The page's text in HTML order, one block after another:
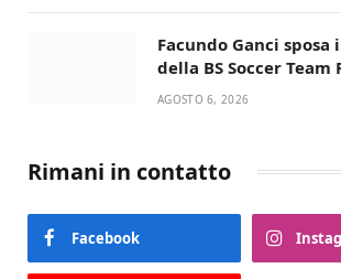
Facundo Ganci
della BS Soccer Team
ritorna in campo
AGOSTO 6, 2026
Rimani in contatto
Facebook